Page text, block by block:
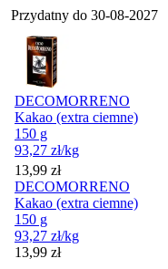
Przydatny do 30-08-2027
DECOMORRENO
Kakao (extra ciemne)
150 g
93,27 zł/kg
Cena
13,99 zł
DECOMORRENO
Kakao (extra ciemne)
150 g
93,27 zł/kg
Cena
13,99 zł